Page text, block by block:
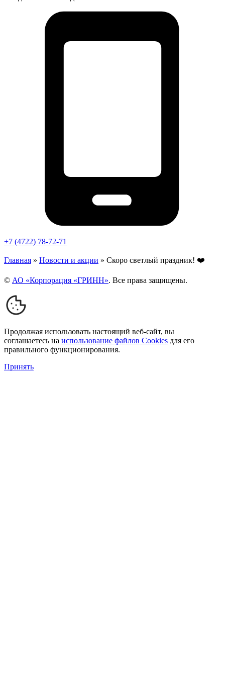
+7 (4722) 78-72-71
Главная » Новости и акции » Скоро светлый праздник! ❤️
© АО «Корпорация «ГРИНН». Все права защищены.
Продолжая использовать настоящий веб-сайт, вы
соглашаетесь на использование файлов Cookies для его
правильного функционирования.
Принять